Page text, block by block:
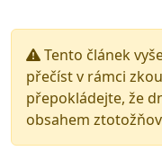
Tento článek
přečíst v rámci
přepokládejte, že
obsahem